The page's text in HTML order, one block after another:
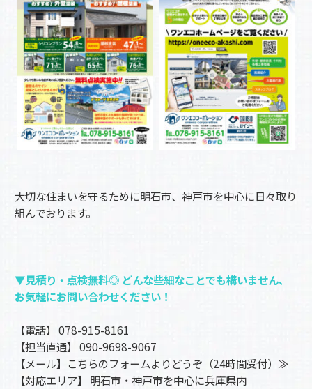
大切な住まいを守るために明石市、神戸市を中心に日々取り
組んでおります。
▼見積り・点検無料◎ どんな些細なことでも構いません、
お気軽にお問い合わせください！
【電話】 078-915-8161
【担当直通】 090-9698-9067
【メール】 こちらのフォームよりどうぞ（24時間受付）≫
【対応エリア】 明石市・神戸市を中心に兵庫県内